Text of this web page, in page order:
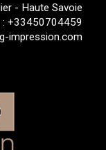
- Haute Savoie
: +33450704459
impression.com